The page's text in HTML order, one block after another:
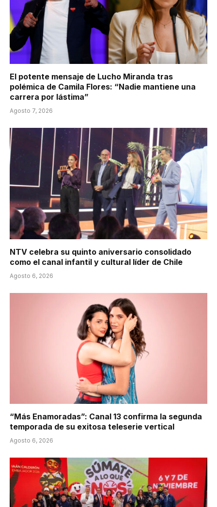
El potente mensaje de Lucho Miranda tras
polémica de Camila Flores: “Nadie mantiene una
carrera por lástima”
Agosto 7, 2026
NTV celebra su quinto aniversario consolidado
como el canal infantil y cultural líder de Chile
Agosto 6, 2026
“Más Enamoradas”: Canal 13 confirma la segunda
temporada de su exitosa teleserie vertical
Agosto 6, 2026